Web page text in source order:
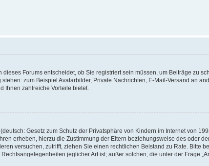
Forums entscheidet, ob Sie registriert sein müssen, um Beiträge zu
zum Beispiel Avatarbilder, Private Nachrichten, E-Mail-Versand an
Ihnen zahlreiche Vorteile bietet.
Gesetz zum Schutz der Privatsphäre von Kindern im Internet von
erheben, hierzu die Zustimmung der Eltern beziehungsweise des oder
versuchen, zutrifft, ziehen Sie einen rechtlichen Beistand zu Rate. Bitte
jeglicher Art ist; außer solchen, die unter der Frage